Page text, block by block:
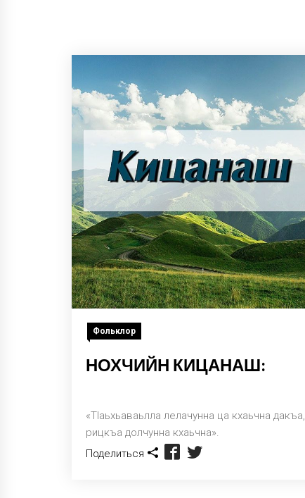
Фольклор
НОХЧИЙН КИЦАНАШ:
«Тlаьхьаваьлла лелачунна ца кхаьчна дакъа,
рицкъа долчунна кхаьчна».
Поделиться